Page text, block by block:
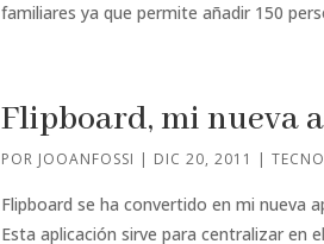
familiares ya que permite añadir 150
Flipboard, mi nueva
POR JOOANFOSSI | DIC 20, 2011 |
Flipboard se ha convertido en mi nueva
Esta aplicación sirve para centralizar en